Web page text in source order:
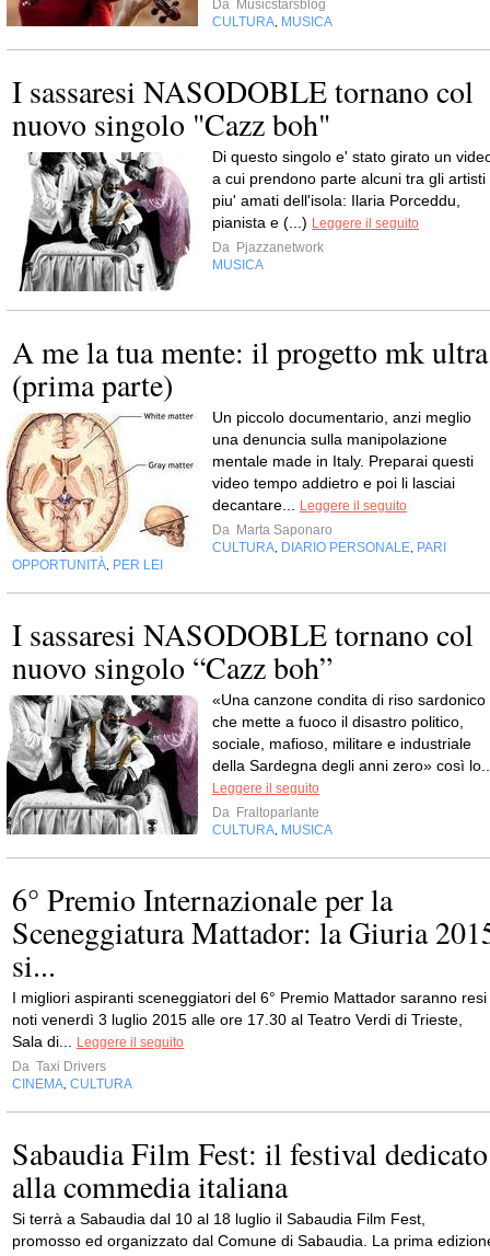
Da Musicstarsblog
CULTURA MUSICA
I sassaresi NASODOBLE tornano col
nuovo singolo "Cazz boh"
Di questo singolo e' stato girato un
a cui prendono parte alcuni tra gli artisti
piu' amati dell'isola: Ilaria Porceddu,
pianista e (...) Leggere il seguito
Da Pjazzanetwork
MUSICA
A me la tua mente: il progetto mk ultra
(prima parte)
Un piccolo documentario, anzi meglio
una denuncia sulla manipolazione
mentale made in Italy. Preparai questi
video tempo addietro e poi li lasciai
decantare...
Leggere il seguito
Da Marta Saponaro
CULTURA DIARIO PERSONALE PARI
OPPORTUNITÀ PER LEI
I sassaresi NASODOBLE tornano col
nuovo singolo “Cazz boh”
«Una canzone condita di riso sardonico
che mette a fuoco il disastro politico,
sociale, mafioso, militare e industriale
della Sardegna degli anni zero» così
Leggere il seguito
Da Fraltoparlante
CULTURA MUSICA
6° Premio Internazionale per la
Sceneggiatura Mattador: la Giuria
si...
I migliori aspiranti sceneggiatori del 6° Premio Mattador saranno resi
noti venerdì 3 luglio 2015 alle ore 17.30 al Teatro Verdi di Trieste,
Sala di...
Leggere il seguito
Da Taxi Drivers
CINEMA CULTURA
Sabaudia Film Fest: il festival dedicato
alla commedia italiana
Si terrà a Sabaudia dal 10 al 18 luglio il Sabaudia Film Fest,
promosso ed organizzato dal Comune di Sabaudia. La prima